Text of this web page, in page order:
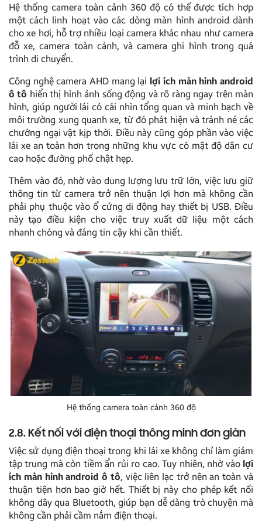
Hệ thống camera toàn cảnh 360 độ có thể được tích hợp
một cách linh hoạt vào các dòng màn hình android dành
cho xe hơi, hỗ trợ nhiều loại camera khác nhau như camera
đỗ xe, camera toàn cảnh, và camera ghi hình trong quá
trình di chuyển.
Công nghệ camera AHD mang lại lợi ích màn hình android
ô tô hiển thị hình ảnh sống động và rõ ràng ngay trên màn
hình, giúp người lái có cái nhìn tổng quan và minh bạch về
môi trường xung quanh xe, từ đó phát hiện và tránh né các
chướng ngại vật kịp thời. Điều này cũng góp phần vào việc
lái xe an toàn hơn trong những khu vực có mật độ dân cư
cao hoặc đường phố chật hẹp.
Thêm vào đó, nhờ vào dung lượng lưu trữ lớn, việc lưu giữ
thông tin từ camera trở nên thuận lợi hơn mà không cần
phải phụ thuộc vào ổ cứng di động hay thiết bị USB. Điều
này tạo điều kiện cho việc truy xuất dữ liệu một cách
nhanh chóng và đáng tin cậy khi cần thiết.
Hệ thống camera toàn cảnh 360 độ
2.8. Kết nối với điện thoại thông minh đơn giản
Việc sử dụng điện thoại trong khi lái xe không chỉ làm giảm
tập trung mà còn tiềm ẩn rủi ro cao. Tuy nhiên, nhờ vàolợi
ích màn hình android ô tô, việc liên lạc trở nên an toàn và
thuận tiện hơn bao giờ hết. Thiết bị này cho phép kết nối
không dây qua Bluetooth, giúp bạn dễ dàng trò chuyện mà
không cần phải cầm nắm điện thoại.